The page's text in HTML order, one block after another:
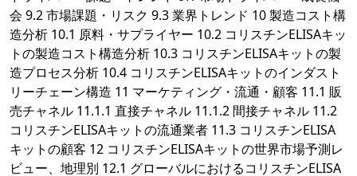
会 9.2 市場課題・リスク 9.3 業界トレンド 10 製造コスト構
造分析 10.1 原料・サプライヤー 10.2 コリスチンELISAキッ
トの製造コスト構造分析 10.3 コリスチンELISAキットの製
造プロセス分析 10.4 コリスチンELISAキットのインダスト
リーチェーン構造 11 マーケティング・流通・顧客 11.1 販
売チャネル 11.1.1 直接チャネル 11.1.2 間接チャネル 11.2
コリスチンELISAキットの流通業者 11.3 コリスチンELISA
キットの顧客 12 コリスチンELISAキットの世界市場予測レ
ビュー、地理別 12.1 グローバルにおけるコリスチンELISA